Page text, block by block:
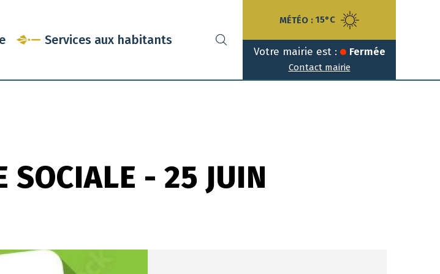
Services aux habitants
MÉTÉO : 15°C
Votre mairie est : Fermée
Contact mairie
SOCIALE - 25 JUIN